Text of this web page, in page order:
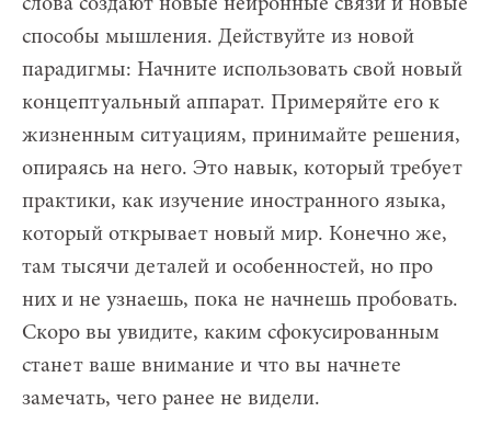
способы мышления. Действуйте из новой
парадигмы: Начните использовать свой новый
концептуальный аппарат. Примеряйте его к
жизненным ситуациям, принимайте решения,
опираясь на него. Это навык, который требует
практики, как изучение иностранного языка,
который открывает новый мир. Конечно же,
там тысячи деталей и особенностей, но про
них и не узнаешь, пока не начнешь пробовать.
Скоро вы увидите, каким сфокусированным
станет ваше внимание и что вы начнете
замечать, чего ранее не видели.